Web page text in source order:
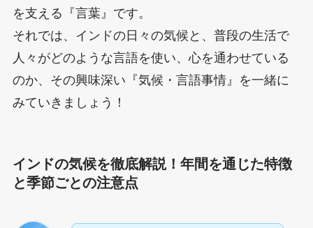
を支える『言葉』です。
それでは、インドの日々の気候と、普段の生活で
人々がどのような言語を使い、心を通わせている
のか、その興味深い『気候・言語事情』を一緒に
みていきましょう！
インドの気候を徹底解説！ 年間を通じた特徴
と季節ごとの注意点